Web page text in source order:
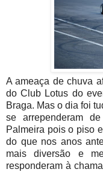
A ameaça de chuva
do Club Lotus do
Braga. Mas o dia foi
se arrependeram
Palmeira pois o piso
do que nos anos
mais diversão e
responderam à